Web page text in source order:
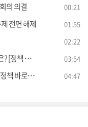
의 의결 00:21
전면 해제 01:55
02:22
로보기] 03:54
바로보기] 04:47